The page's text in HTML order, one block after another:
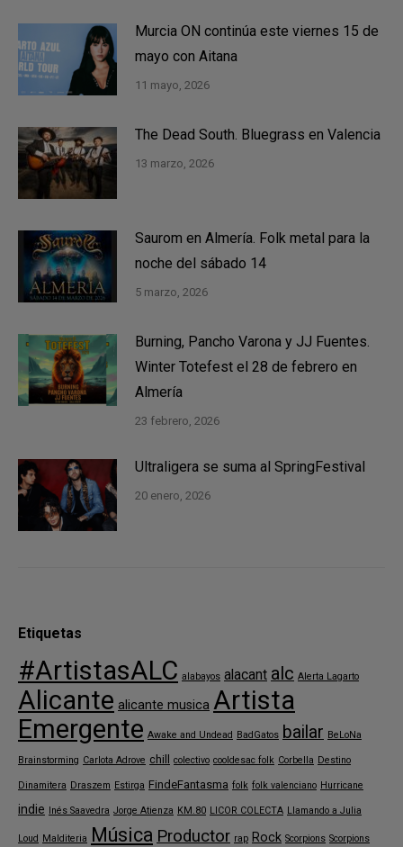
Murcia ON continúa este viernes 15 de
mayo con Aitana
11 mayo, 2026
The Dead South. Bluegrass en Valencia
13 marzo, 2026
Saurom en Almería. Folk metal para la
noche del sábado 14
5 marzo, 2026
Burning, Pancho Varona y JJ Fuentes.
Winter Totefest el 28 de febrero en
Almería
23 febrero, 2026
Ultraligera se suma al SpringFestival
20 enero, 2026
Etiquetas
#ArtistasALC alabayos alacant alc Alerta Lagarto
Alicante alicante musica Artista
Emergente Awake and Undead BadGatos bailar BeLoNa
Brainstorming Carlota Adrove chill colectivo cooldesac folk Corbella Destino
Dinamitera Draszem Estirga FindeFantasma folk folk valenciano Hurricane
indie Inés Saavedra Jorge Atienza KM.80 LICOR COLECTA Llamando a Julia
Loud Malditeria Música Productor rap Rock Scorpions Scorpions